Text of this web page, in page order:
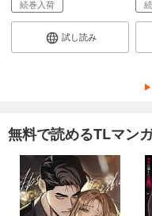
続巻入荷
試し読み
無料で読めるTLマン